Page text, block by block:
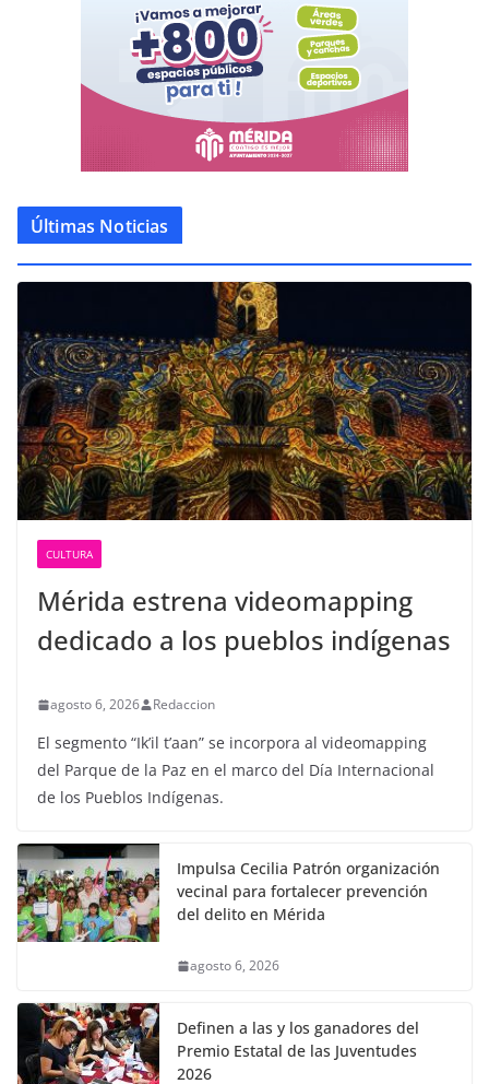
Últimas Noticias
CULTURA
Mérida estrena videomapping
dedicado a los pueblos indígenas
agosto 6, 2026 Redaccion
El segmento “Ik’il t’aan” se incorpora al videomapping
del Parque de la Paz en el marco del Día Internacional
de los Pueblos Indígenas.
Impulsa Cecilia Patrón organización
vecinal para fortalecer prevención
del delito en Mérida
agosto 6, 2026
Definen a las y los ganadores del
Premio Estatal de las Juventudes
2026